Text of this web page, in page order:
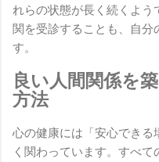
れらの状態が長く続くよ
関を受診することも、自
す。
良い人間関係を
方法
心の健康には「安心できる
く関わっています。すべ